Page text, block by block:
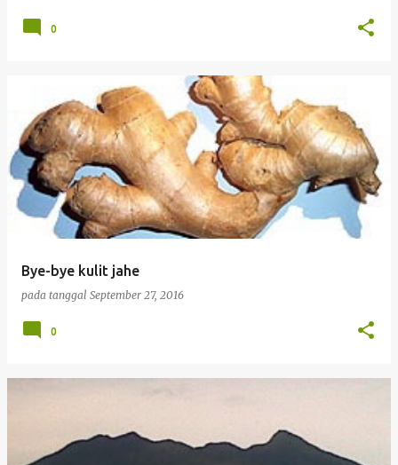
0
Bye-bye kulit jahe
pada tanggal September 27, 2016
0